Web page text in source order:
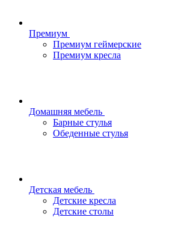
Премиум
Премиум геймерские
Премиум кресла
Домашняя мебель
Барные стулья
Обеденные стулья
Детская мебель
Детские кресла
Детские столы